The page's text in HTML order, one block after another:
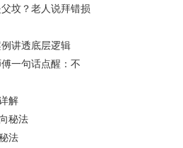
准。1. 定月将（布“天
坟？老人说拜错损
讲透底层逻辑
一句话点醒：不
解
秘法
法